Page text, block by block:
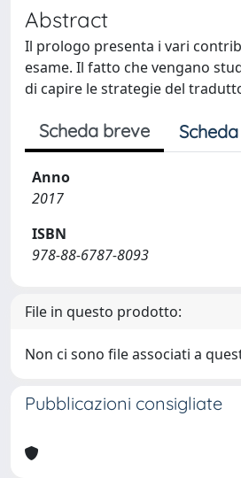
Abstract
Il prologo presenta i vari
esame. Il fatto che vengano
di capire le strategie del
Scheda breve
Anno
2017
ISBN
978-88-6787-8093
File in questo prodotto:
Non ci sono file associati a
Pubblicazioni consigliate